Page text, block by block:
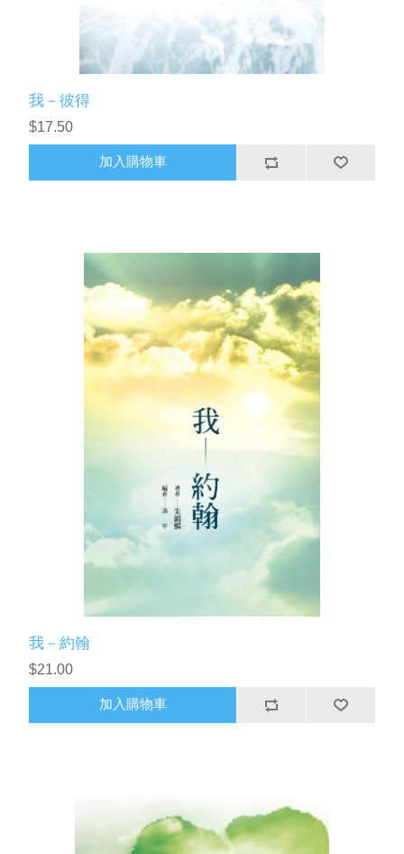
我－彼得
$17.50
加入購物車
我－約翰
$21.00
加入購物車